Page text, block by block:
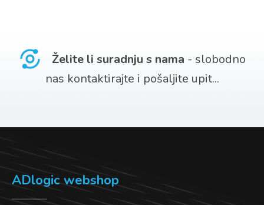
varijanti.
Opcije
odabrati
stranici
proizvoda
Opcije
odabrati
proizvoda
Želite li suradnju s nama - slobodno
nas kontaktirajte i pošaljite upit...
ADlogic webshop